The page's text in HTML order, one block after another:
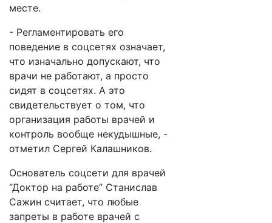
месте.
- Регламентировать его
поведение в соцсетях означает,
что изначально допускают, что
врачи не работают, а просто
сидят в соцсетях. А это
свидетельствует о том, что
организация работы врачей и
контроль вообще некудышные, -
отметил Сергей Калашников.
Основатель соцсети для врачей
“Доктор на работе” Станислав
Сажин считает, что любые
запреты в работе врачей с